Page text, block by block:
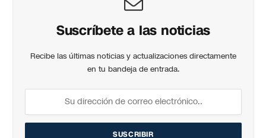
Suscríbete a las noticias
Recibe las últimas noticias y actualizaciones directamente
en tu bandeja de entrada.